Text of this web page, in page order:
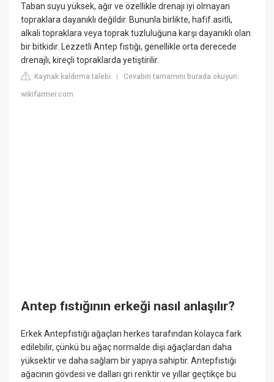
Taban suyu yüksek, ağır ve özellikle drenajı iyi olmayan
topraklara dayanıklı değildir. Bununla birlikte, hafif asitli,
alkali topraklara veya toprak tuzluluğuna karşı dayanıklı olan
bir bitkidir. Lezzetli Antep fıstığı, genellikle orta derecede
drenajlı, kireçli topraklarda yetiştirilir.
Kaynak kaldırma talebi |Cevabın tamamını burada okuyun:
wikifarmer.com
Antep fıstığının erkeği nasıl anlaşılır?
Erkek Antepfıstığı ağaçları herkes tarafından kolayca fark
edilebilir, çünkü bu ağaç normalde dişi ağaçlardan daha
yüksektir ve daha sağlam bir yapıya sahiptir. Antepfıstığı
ağacının gövdesi ve dalları gri renktir ve yıllar geçtikçe bu